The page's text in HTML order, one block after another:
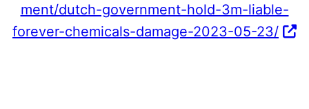
ment/dutch-government-hold-3m-liable-
forever-chemicals-damage-2023-05-23/